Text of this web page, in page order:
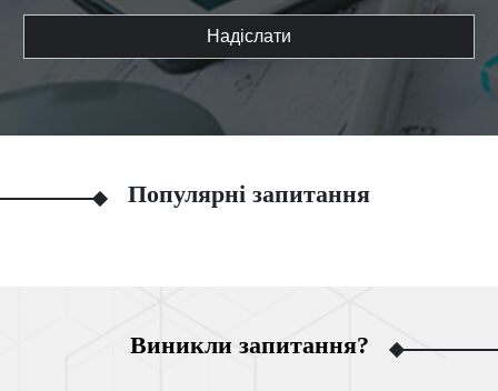
Надіслати
Популярні запитання
Виникли запитання?